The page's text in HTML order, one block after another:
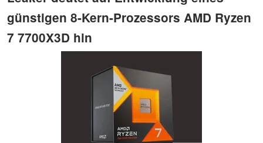
günstigen 8-Kern-Prozessors AMD Ryzen
7 7700X3D hin